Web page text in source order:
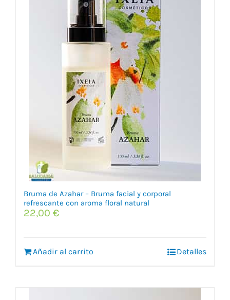
Bruma de Azahar – Bruma facial y corporal
refrescante con aroma floral natural
22,00 €
Añadir al carrito Detalles